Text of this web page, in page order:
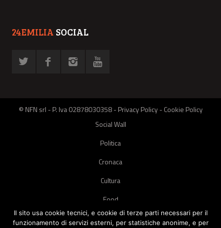
24EMILIA SOCIAL
© NFN srl - P. Iva 02878030358 -Privacy Policy-Cookie Policy
Social Wall
Politica
Cronaca
Cultura
Food
Green
Il sito usa cookie tecnici, e cookie di terze parti necessari per il
funzionamento di servizi esterni, per statistiche anonime, e per